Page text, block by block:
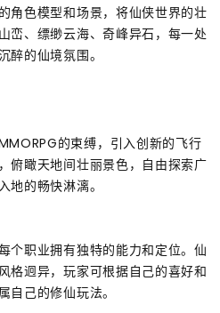
角色模型和场景，将仙侠世界的壮
峦、缥缈云海、奇峰异石，每一处
醉的仙境氛围。
的束缚，引入创新的飞行
俯瞰天地间壮丽景色，自由探索广
地的畅快淋漓。
个职业拥有独特的能力和定位。仙
格迥异，玩家可根据自己的喜好和
自己的修仙玩法。